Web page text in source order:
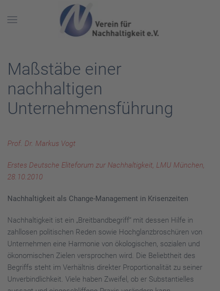
Skip to main content
Maßstäbe einer
nachhaltigen
Unternehmensführung
Prof. Dr. Markus Vogt
Erstes Deutsche Eliteforum zur Nachhaltigkeit, LMU München,
28.10.2010
Nachhaltigkeit als Change-Management in Krisenzeiten
Nachhaltigkeit ist ein „Breitbandbegriff“ mit dessen Hilfe in
zahllosen politischen Reden sowie Hochglanzbroschüren von
Unternehmen eine Harmonie von ökologischen, sozialen und
ökonomischen Zielen versprochen wird. Die Beliebtheit des
Begriffs steht im Verhältnis direkter Proportionalität zu seiner
Unverbindlichkeit. Viele haben Zweifel, ob er Substantielles